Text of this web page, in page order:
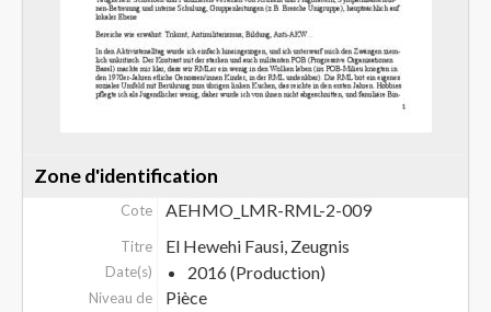
Zone d'identification
Cote AEHMO_LMR-RML-2-009
Titre El Hewehi Fausi, Zeugnis
Date(s) 2016 (Production)
Niveau de
Pièce